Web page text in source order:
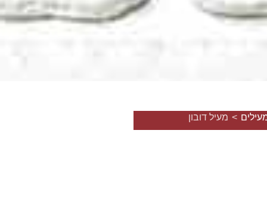
> מעיל דובון